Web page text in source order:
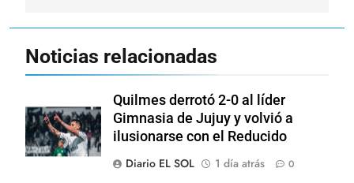
Noticias relacionadas
Quilmes derrotó 2-0 al líder
Gimnasia de Jujuy y volvió a
ilusionarse con el Reducido
Diario EL SOL
1 día atrás 0